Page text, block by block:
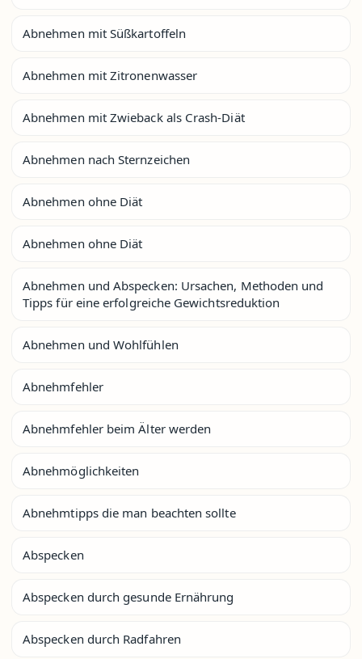
Abnehmen mit Süßkartoffeln
Abnehmen mit Zitronenwasser
Abnehmen mit Zwieback als Crash-Diät
Abnehmen nach Sternzeichen
Abnehmen ohne Diät
Abnehmen ohne Diät
Abnehmen und Abspecken: Ursachen, Methoden und
Tipps für eine erfolgreiche Gewichtsreduktion
Abnehmen und Wohlfühlen
Abnehmfehler
Abnehmfehler beim Älter werden
Abnehmöglichkeiten
Abnehmtipps die man beachten sollte
Abspecken
Abspecken durch gesunde Ernährung
Abspecken durch Radfahren